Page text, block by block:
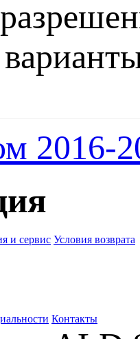
2016-
и сервис Условия возврата
Контакты